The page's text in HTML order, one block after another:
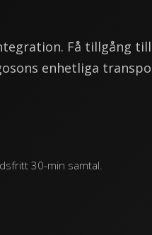
Få tillgång
enhetliga
30-min samtal.